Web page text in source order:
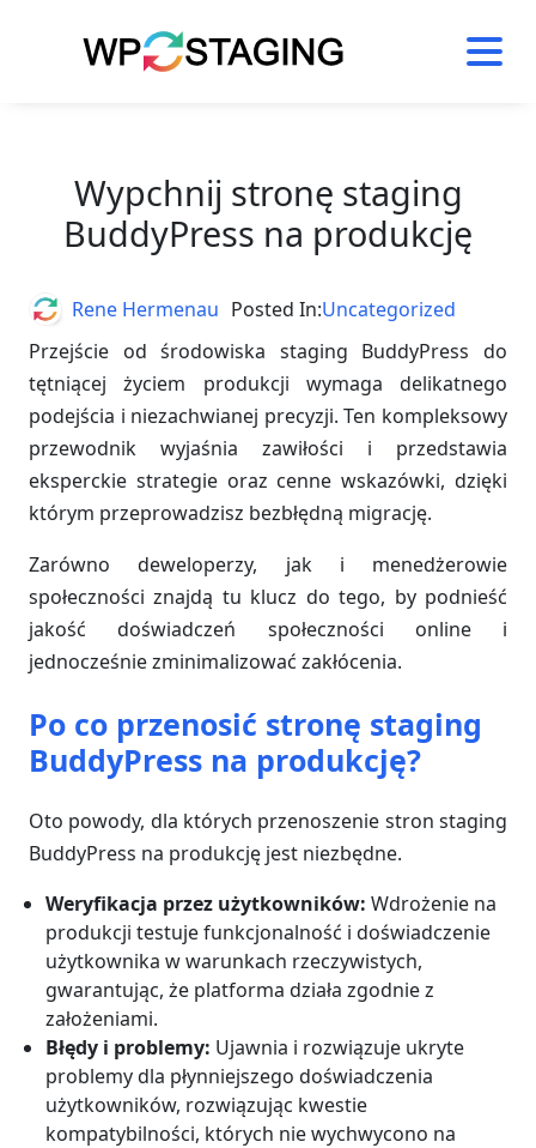
Wypchnij stronę staging
BuddyPress na produkcję
Przejście od środowiska staging BuddyPress do
tętniącej życiem produkcji wymaga delikatnego
podejścia i niezachwianej precyzji. Ten kompleksowy
przewodnik wyjaśnia zawiłości i przedstawia
eksperckie strategie oraz cenne wskazówki, dzięki
którym przeprowadzisz bezbłędną migrację.
Zarówno deweloperzy, jak i menedżerowie
społeczności znajdą tu klucz do tego, by podnieść
jakość doświadczeń społeczności online i
jednocześnie zminimalizować zakłócenia.
Po co przenosić stronę staging
BuddyPress na produkcję?
Oto powody, dla których przenoszenie stron staging
BuddyPress na produkcję jest niezbędne.
Weryfikacja przez użytkowników: Wdrożenie na
produkcji testuje funkcjonalność i doświadczenie
użytkownika w warunkach rzeczywistych,
gwarantując, że platforma działa zgodnie z
założeniami.
Błędy i problemy: Ujawnia i rozwiązuje ukryte
problemy dla płynniejszego doświadczenia
użytkowników, rozwiązując kwestie
kompatybilności, których nie wychwycono na
AuthorRene Hermenau Posted In:Uncategorized